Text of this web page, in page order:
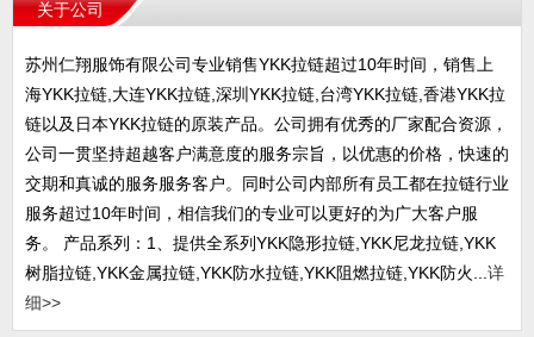
关于公司
苏州仁翔服饰有限公司专业销售YKK拉链超过10年时间，销售上
海YKK拉链,大连YKK拉链,深圳YKK拉链,台湾YKK拉链,香港YKK拉
链以及日本YKK拉链的原装产品。公司拥有优秀的厂家配合资源，
公司一贯坚持超越客户满意度的服务宗旨，以优惠的价格，快速的
交期和真诚的服务服务客户。同时公司内部所有员工都在拉链行业
服务超过10年时间，相信我们的专业可以更好的为广大客户服
务。 产品系列：1、提供全系列YKK隐形拉链,YKK尼龙拉链,YKK
树脂拉链,YKK金属拉链,YKK防水拉链,YKK阻燃拉链,YKK防火... 详
细>>